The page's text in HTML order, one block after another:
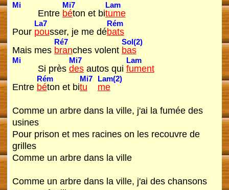
Mi
Entre
Mi7
béton et bi
Lam
tume
Pour
La7
pousser, je me dé
Rém
bats
Mais mes
Ré7
branches volent
Sol(2)
bas
Mi
Si près
Mi7
desautos qui
Lam
fument
Entre
Rém
béton et bi
Mi7
tu
Lam(2)
me
Comme un arbre dans la ville, j'ai la fumée des
usines
Pour prison et mes racines on les recouvre de
grilles
Comme un arbre dans la ville
Comme un arbre dans la ville, j'ai des chansons